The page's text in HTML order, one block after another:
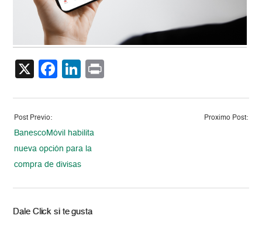
X Facebook
LinkedIn
Post Previo:
BanescoMóvil habilita
nueva opción para la
compra de divisas
Proximo Post:
Dale Click si te gusta